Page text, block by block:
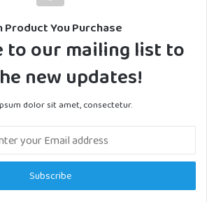
Product You Purchase
to our mailing list to
new updates!
dolor sit amet, consectetur.